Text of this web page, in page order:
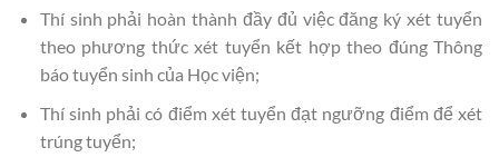
Thí sinh phải hoàn thành đầy đủ việc đăng ký xét tuyển
theo phương thức xét tuyển kết hợp theo đúng Thông
báo tuyển sinh của Học viện;
Thí sinh phải có điểm xét tuyển đạt ngưỡng điểm để xét
trúng tuyển;